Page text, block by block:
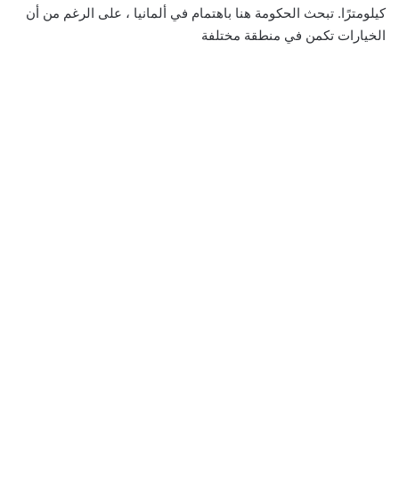
كيلومترًا. تبحث الحكومة هنا باهتمام في ألمانيا ، على الرغم من أن
الخيارات تكمن في منطقة مختلفة